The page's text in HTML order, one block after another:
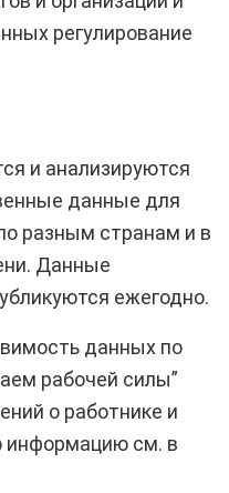
регулирование
и анализируются
данные для
разным странам и в
Данные
ежегодно.
данных по
рабочей силы”
о работнике и
информацию см. в